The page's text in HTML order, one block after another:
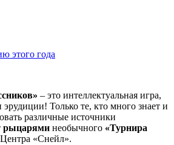
этого года
– это интеллектуальная игра,
Только те, кто много знает и
различные источники
рыцарями необычного «Турнира
Центра «Снейл».